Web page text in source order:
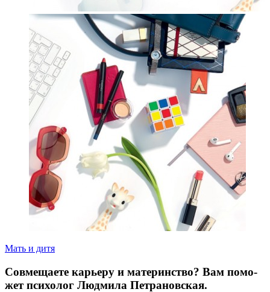
Мать и дитя
Совме­ща­е­те ка­рье­ру и ма­те­рин­ство? Вам по­мо­
жет пси­хо­лог Людми­ла Петрановская.